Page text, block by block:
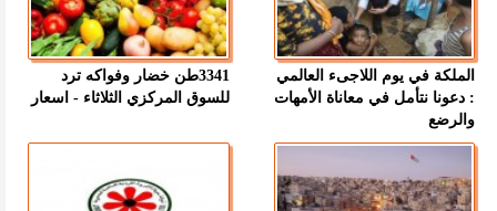
الملكة في يوم اللاجىء العالمي
: دعونا نتأمل في معاناة الأمهات
والرضع
3341طن خضار وفواكه ترد
للسوق المركزي الثلاثاء - اسعار